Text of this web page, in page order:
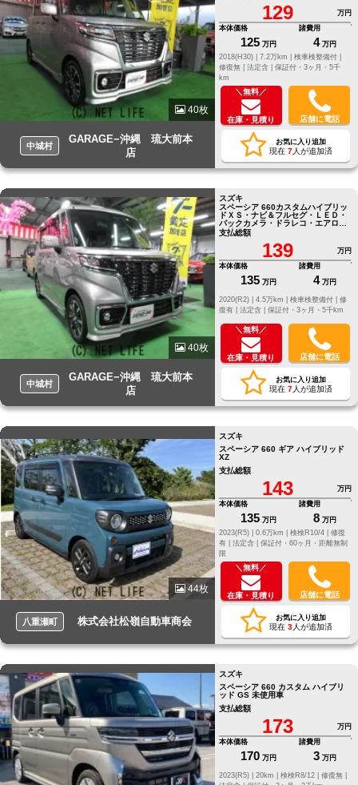
40枚
中城村
GARAGE−沖縄 琉大前本
店
129
万円
本体価格
125 万円
諸費用
4 万円
2018(H30) |
7.2万km |
検車検整備付 |
修復無 | 法定含 | 保証付・3ヶ月・5千
km
＼無料／
在庫・見積り 店舗に電話
お気に入り追加
現在 7人が追加済
40枚
中城村
GARAGE−沖縄 琉大前本
店
スズキ
スペーシア 660カスタムハイブリッ
ドＸＳ・ナビ＆フルセグ・ＬＥＤ・
バックカメラ・ドラレコ・エアロＶ
ｒ禁煙車
支払総額
139
万円
本体価格
135 万円
諸費用
4 万円
修
復有 | 法定含 | 保証付・3ヶ月・5千km
＼無料／
在庫・見積り 店舗に電話
お気に入り追加
現在 7人が追加済
44枚
八重瀬町 株式会社松嶺自動車商会
スズキ
スペーシア 660 ギア ハイブリッド
XZ
支払総額
143
万円
本体価格
135 万円
諸費用
8 万円
2023(R5) |
0.6万km | 検検R10/4 | 修復
有 | 法定含 | 保証付・60ヶ月・距離無制
限
＼無料／
在庫・見積り 店舗に電話
お気に入り追加
現在 3人が追加済
スズキ
スペーシア 660 カスタム ハイブリ
ッド GS 未使用車
支払総額
173
万円
本体価格
170 万円
諸費用
3 万円
修復無 |